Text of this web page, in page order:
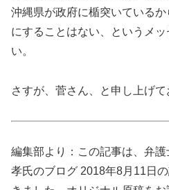
沖縄県が政府に楯突いている
にすることはない、というメ
い。
さすが、菅さん、と申し上げて
編集部より：この記事は、弁
孝氏のブログ 2018年8月11日